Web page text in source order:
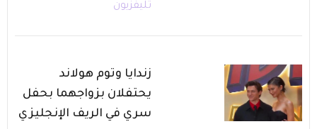
تليفزيون
زندايا وتوم هولاند
يحتفلان بزواجهما بحفل
سري في الريف الإنجليزي